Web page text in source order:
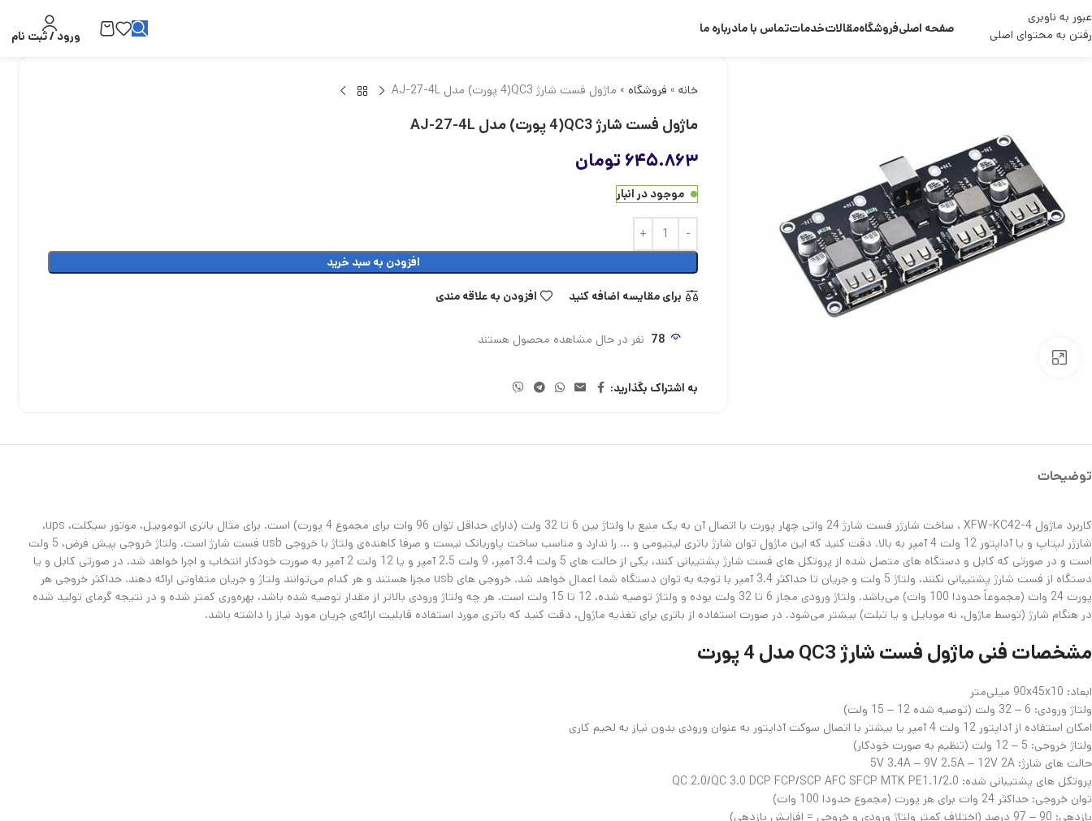
عبور به ناوبری
رفتن به محتوای اصلی
صفحه اصلیفروشگاهمقالاتخدماتتماس با مادرباره ما
ورود / ثبت نام
خانه » فروشگاه » ماژول فست شارژ QC3(4 پورت) مدل AJ-27-4L
ماژول فست شارژ QC3(4 پورت) مدل AJ-27-4L
۶۴۵.۸۶۳ تومان
موجود در انبار
افزودن به سبد خرید
برای مقایسه اضافه کنید افزودن به علاقه مندی
78 نفر در حال مشاهده محصول هستند
به اشتراک بگذارید:
توضیحات
کاربرد ماژول XFW-KC42-4 ، ساخت شارژر فست شارژ 24 واتی چهار پورت با اتصال آن به یک منبع با ولتاژ بین 6 تا 32 ولت (دارای حداقل توان 96 وات برای مجموع 4 پورت) است. برای مثال باتری اتوموبیل، موتور سیکلت، ups،
شارژر لپتاپ و یا آداپتور 12 ولت 4 آمپر به بالا. دقت کنید که این ماژول توان شارژ باتری لیتیومی و … را ندارد و مناسب ساخت پاوربانک نیست و صرفا کاهنده‌ی ولتاژ با خروجی usb فست شارژ است. ولتاژ خروجی پیش فرض، 5 ولت
است و در صورتی که کابل و دستگاه های متصل شده از پروتکل های فست شارژ پشتیبانی کنند، یکی از حالت های 5 ولت 3.4 آمپر، 9 ولت 2.5 آمپر و یا 12 ولت 2 آمپر به صورت خودکار انتخاب و اجرا خواهد شد. در صورتی کابل و یا
دستگاه از فست شارژ پشتیبانی نکنند، ولتاژ 5 ولت و جریان تا حداکثر 3.4 آمپر با توجه به توان دستگاه شما اعمال خواهد شد. خروجی های usb مجزا هستند و هر کدام می‌توانند ولتاژ و جریان متفاوتی ارائه دهند. حداکثر خروجی هر
پورت 24 وات (مجموعاً حدودا 100 وات) می‌باشد. ولتاژ ورودی مجاز 6 تا 32 ولت بوده و ولتاژ توصیه شده، 12 تا 15 ولت است. هر چه ولتاژ ورودی بالاتر از مقدار توصیه شده باشد، بهره‌وری کمتر شده و در نتیجه گرمای تولید شده
در هنگام شارژ (توسط ماژول، نه موبایل و یا تبلت) بیشتر می‌شود. در صورت استفاده از باتری برای تغذیه ماژول، دقت کنید که باتری مورد استفاده قابلیت ارائه‌ی جریان مورد نیاز را داشته باشد.
مشخصات فنی ماژول فست شارژ QC3 مدل 4 پورت
ابعاد: 90x45x10 میلی‌متر
ولتاژ ورودی: 6 – 32 ولت (توصیه شده 12 – 15 ولت)
امکان استفاده از آداپتور 12 ولت 4 آمپر یا بیشتر با اتصال سوکت آداپتور به عنوان ورودی بدون نیاز به لحیم کاری
ولتاژ خروجی: 5 – 12 ولت (تنظیم به صورت خودکار)
حالت های شارژ: 5V 3.4A – 9V 2.5A – 12V 2A
پروتکل های پشتیبانی شده: QC 2.0/QC 3.0 DCP FCP/SCP AFC SFCP MTK PE1.1/2.0
توان خروجی: حداکثر 24 وات برای هر پورت (مجموع حدودا 100 وات)
بازدهی: 90 – 97 درصد (اختلاف کمتر ولتاژ ورودی و خروجی = افزایش بازدهی)